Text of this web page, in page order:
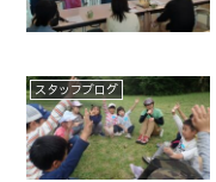
スタッフブログ